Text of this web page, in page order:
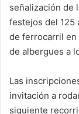
señalización de
festejos del 125
de ferrocarril en
de albergues a
Las
invitación a
siguiente